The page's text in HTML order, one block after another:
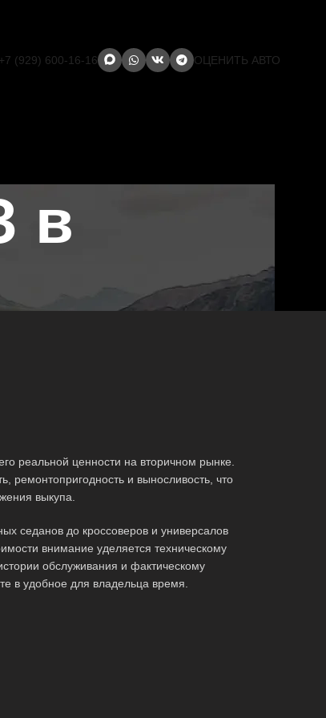
+7 (929) 600-16-16 ОЦЕНИТЬ АВТО
в
реальной ценности на вторичном рынке.
ремонтопригодность и выносливость, что
выкупа.
седанов до кроссоверов и универсалов
внимание уделяется техническому
обслуживания и фактическому
в удобное для владельца время.